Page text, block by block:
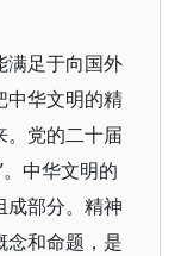
满足于向国外
中华文明的精
。党的二十届
中华文明的
成部分。精神
念和命题，是